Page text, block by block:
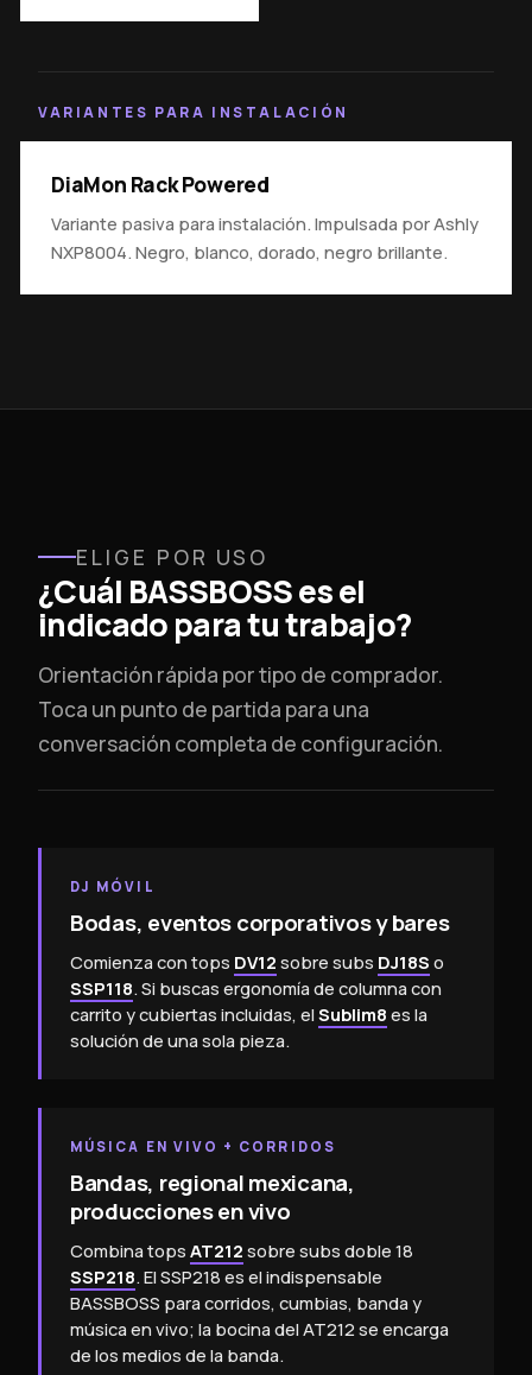
VARIANTES PARA INSTALACIÓN
DiaMon Rack Powered
Variante pasiva para instalación. Impulsada por Ashly
NXP8004. Negro, blanco, dorado, negro brillante.
ELIGE POR USO
¿Cuál BASSBOSS es el
indicado para tu trabajo?
Orientación rápida por tipo de comprador.
Toca un punto de partida para una
conversación completa de configuración.
DJ MÓVIL
Bodas, eventos corporativos y bares
Comienza con tops DV12 sobre subs DJ18S o
SSP118. Si buscas ergonomía de columna con
carrito y cubiertas incluidas, el Sublim8 es la
solución de una sola pieza.
MÚSICA EN VIVO + CORRIDOS
Bandas, regional mexicana,
producciones en vivo
Combina tops AT212 sobre subs doble 18
SSP218. El SSP218 es el indispensable
BASSBOSS para corridos, cumbias, banda y
música en vivo; la bocina del AT212 se encarga
de los medios de la banda.